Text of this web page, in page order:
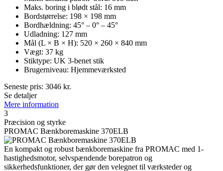
Maks. boring i blødt stål: 16 mm
Bordstørrelse: 198 × 198 mm
Bordhældning: 45° – 0° – 45°
Udladning: 127 mm
Mål (L × B × H): 520 × 260 × 840 mm
Vægt: 37 kg
Stiktype: UK 3-benet stik
Brugerniveau: Hjemmeværksted
Seneste pris: 3046 kr.
Se detaljer
Mere information
3
Præcision og styrke
PROMAC Bænkboremaskine 370ELB
En kompakt og robust bænkboremaskine fra PROMAC med 1-
hastighedsmotor, selvspændende borepatron og
sikkerhedsfunktioner, der gør den velegnet til værksteder og